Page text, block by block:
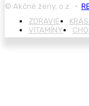
© Akčné ženy, o.z. •
ZDRAVIE
VITAMÍNY